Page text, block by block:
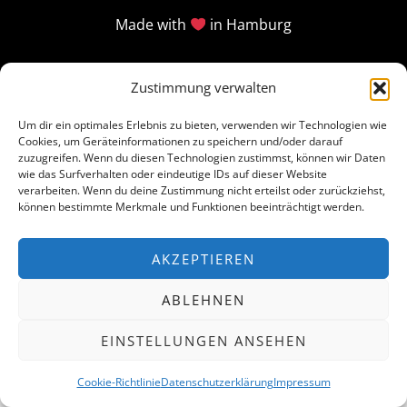
Zustimmung verwalten
Um dir ein optimales Erlebnis zu bieten, verwenden wir Technologien wie
Cookies, um Geräteinformationen zu speichern und/oder darauf
zuzugreifen. Wenn du diesen Technologien zustimmst, können wir Daten
wie das Surfverhalten oder eindeutige IDs auf dieser Website
verarbeiten. Wenn du deine Zustimmung nicht erteilst oder zurückziehst,
können bestimmte Merkmale und Funktionen beeinträchtigt werden.
AKZEPTIEREN
ABLEHNEN
EINSTELLUNGEN ANSEHEN
Cookie-RichtlinieDatenschutzerklärungImpressum
Made with in Hamburg